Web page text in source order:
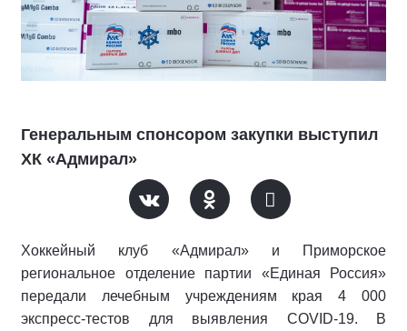
Генеральным спонсором закупки выступил
ХК «Адмирал»
Хоккейный клуб «Адмирал» и Приморское
региональное отделение партии «Единая Россия»
передали лечебным учреждениям края 4 000
экспресс-тестов для выявления COVID-19. В